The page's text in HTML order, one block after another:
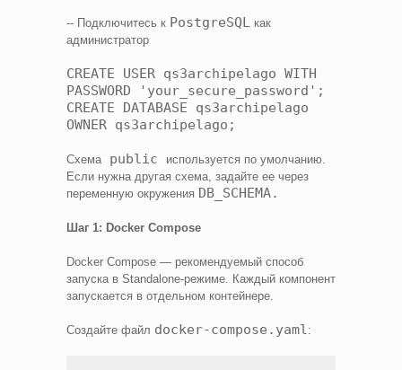
-- Подключитесь к PostgreSQL как
администратор
CREATE USER qs3archipelago WITH
PASSWORD 'your_secure_password';
CREATE DATABASE qs3archipelago
OWNER qs3archipelago;
Схемаpublic
используется по умолчанию.
Если нужна другая схема, задайте ее через
переменную окружения DB_SCHEMA.
Шаг 1: Docker Compose
Docker Compose — рекомендуемый способ
запуска в Standalone-режиме. Каждый компонент
запускается в отдельном контейнере.
Создайте файл docker-compose.yaml: